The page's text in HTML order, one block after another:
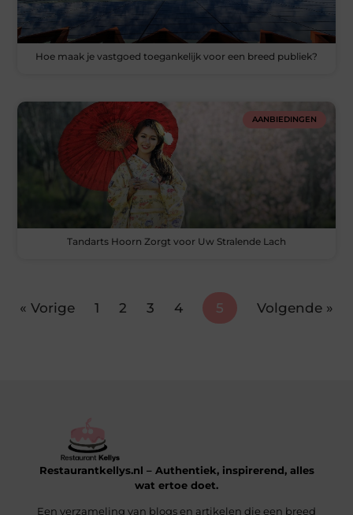
Hoe maak je vastgoed toegankelijk voor een breed publiek?
AANBIEDINGEN
Tandarts Hoorn Zorgt voor Uw Stralende Lach
« Vorige 1 2 3 4 5 Volgende »
Restaurantkellys.nl – Authentiek, inspirerend, alles
wat ertoe doet.
Een verzameling van blogs en artikelen die een breed